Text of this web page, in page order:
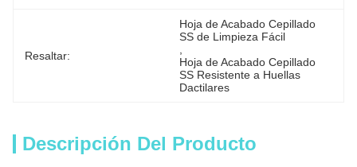
Resaltar:
Hoja de Acabado Cepillado
SS de Limpieza Fácil
Hoja de Acabado Cepillado
SS Resistente a Huellas
Dactilares
Descripción Del Producto